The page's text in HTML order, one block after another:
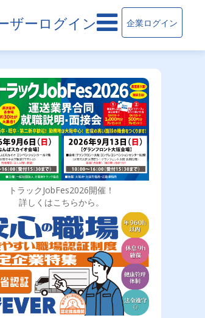
ザーログイン 企業ログイン
トラックJobFes2026開催！
詳しくはこちらから。